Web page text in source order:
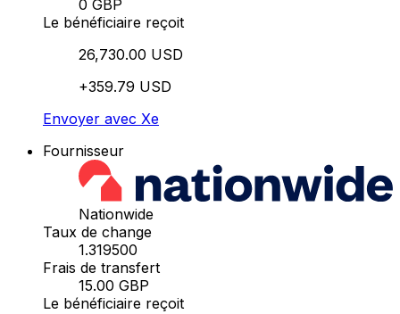
0 GBP
Le bénéficiaire reçoit
26,730.00 USD
+359.79 USD
Envoyer avec Xe
Fournisseur
Nationwide
Taux de change
1.319500
Frais de transfert
15.00 GBP
Le bénéficiaire reçoit